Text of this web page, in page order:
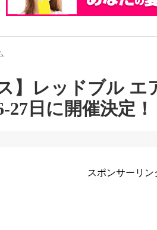
】レッドブル エ
27日に開催決定
スポンサーリン